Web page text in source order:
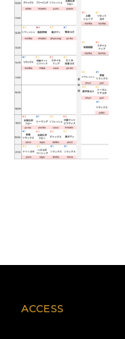
ACCESS